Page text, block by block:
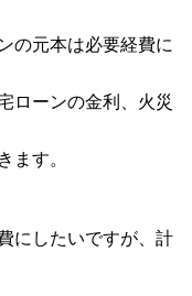
の元本は必要経費に
ローンの金利、火災
ます。
にしたいですが、計